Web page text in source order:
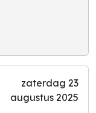
zaterdag 23
augustus 2025